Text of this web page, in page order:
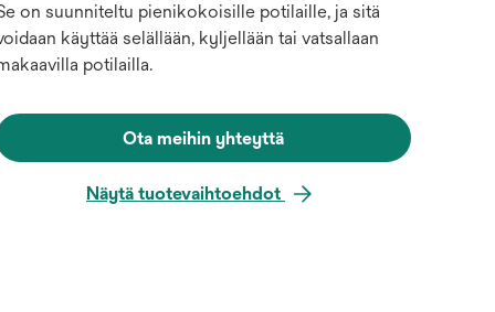
on suunniteltu pienikokoisille potilaille, ja sitä
käyttää selällään, kyljellään tai vatsallaan
potilailla.
Ota meihin yhteyttä
Näytä tuotevaihtoehdot